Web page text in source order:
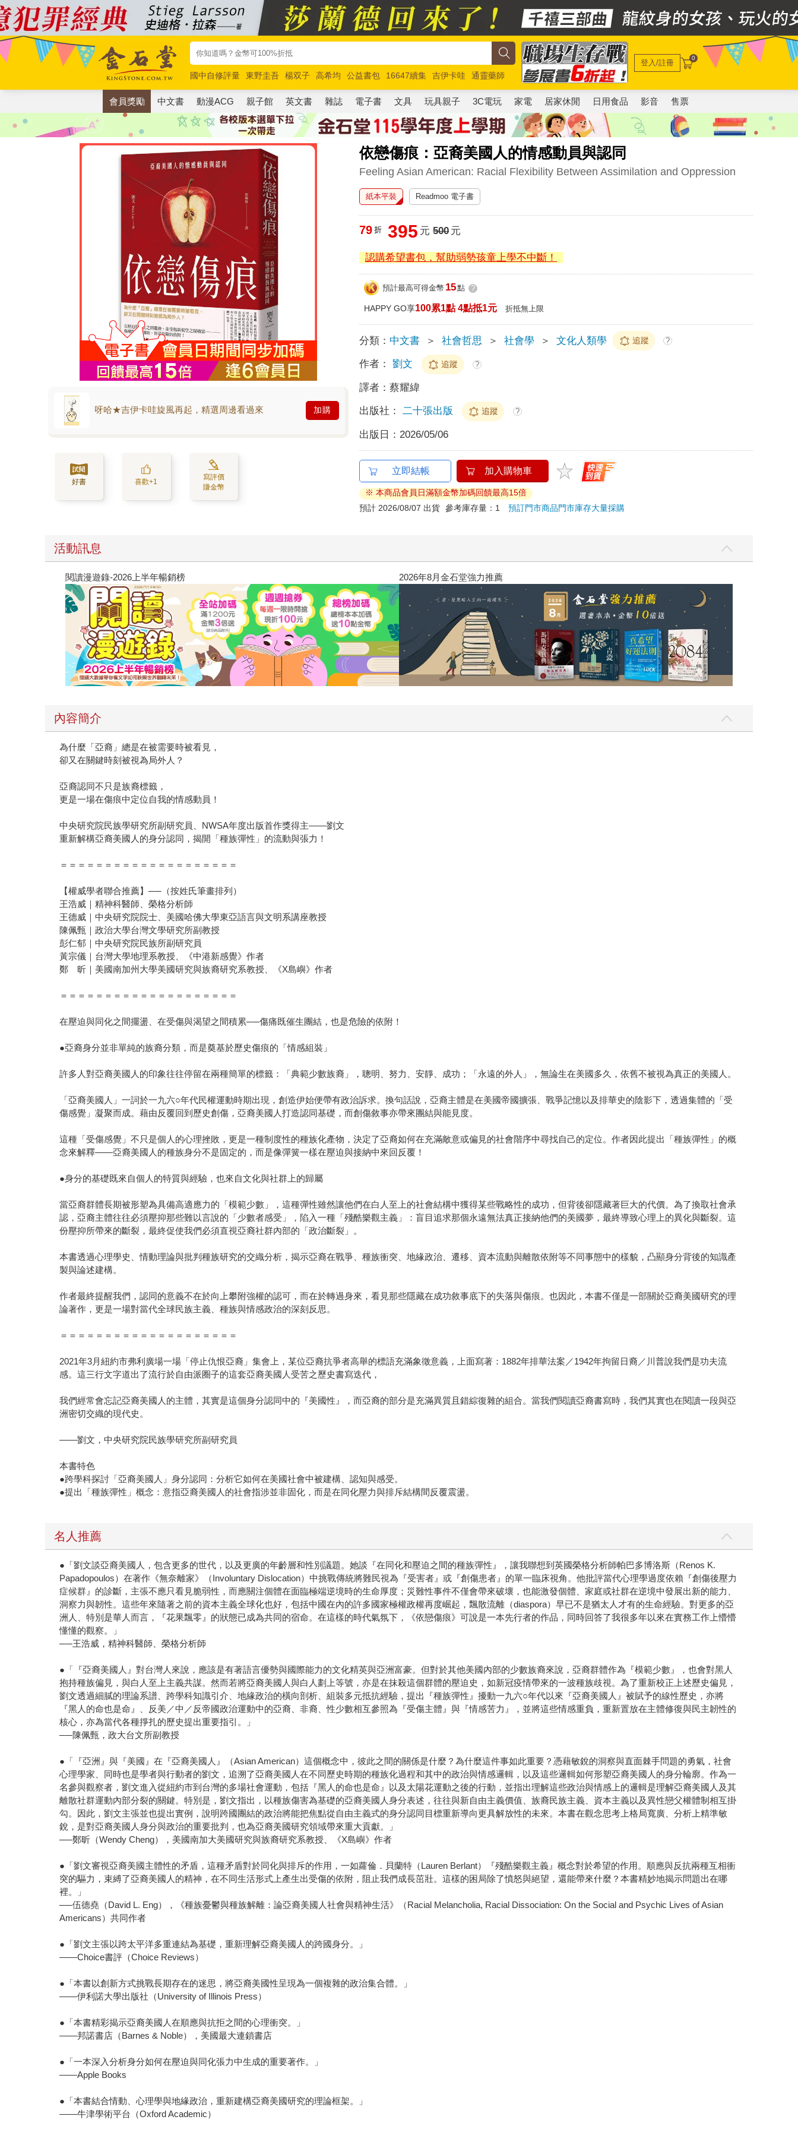
國中自修評量 東野圭吾 楊双子 高希均 公益書包 16647續集 吉伊卡哇
通靈藥師
唯紅花綻放
奧德賽 路邊攤新作 馬斯克 玩具總動員5 超慢跑
登入/註冊 0
會員獎勵 中文書 動漫ACG 親子館 英文書 雜誌 電子書 文具 玩具親子 3C電玩 家電 居家休閒 日用食品 影音 售票
依戀傷痕：亞裔美國人的情感動員與認同
Feeling Asian American: Racial Flexibility Between Assimilation and Oppression
呀哈★吉伊卡哇旋風再起，精選周邊看過來 加購
好書 喜歡+1
寫評價
賺金幣
紙本平裝 Readmoo 電子書
79 折 395 元 500元
認購希望書包，幫助弱勢孩童上學不中斷！
預計最高可得金幣 15點 ?
HAPPY GO享100累1點 4點抵1元 折抵無上限
分類： 中文書 ＞ 社會哲思 ＞ 社會學 ＞ 文化人類學 追蹤 ?
作者： 劉文 追蹤 ?
譯者：蔡耀緯
出版社： 二十張出版 追蹤 ?
出版日： 2026/05/06
立即結帳 加入購物車
※ 本商品會員日滿額金幣加碼回饋最高15倍
預計 2026/08/07 出貨 參考庫存量：1預訂門市商品門市庫存大量採購
活動訊息
閱讀漫遊錄-2026上半年暢銷榜 2026年8月金石堂強力推薦
內容簡介
為什麼「亞裔」總是在被需要時被看見，
卻又在關鍵時刻被視為局外人？
亞裔認同不只是族裔標籤，
更是一場在傷痕中定位自我的情感動員！
中央研究院民族學研究所副研究員、NWSA年度出版首作獎得主——劉文
重新解構亞裔美國人的身分認同，揭開「種族彈性」的流動與張力！
＝＝＝＝＝＝＝＝＝＝＝＝＝＝＝＝＝＝＝＝
【權威學者聯合推薦】──（按姓氏筆畫排列）
王浩威｜精神科醫師、榮格分析師
王德威｜中央研究院院士、美國哈佛大學東亞語言與文明系講座教授
陳佩甄｜政治大學台灣文學研究所副教授
彭仁郁｜中央研究院民族所副研究員
黃宗儀｜台灣大學地理系教授、《中港新感覺》作者
鄭 昕｜美國南加州大學美國研究與族裔研究系教授、《X島嶼》作者
＝＝＝＝＝＝＝＝＝＝＝＝＝＝＝＝＝＝＝＝
在壓迫與同化之間擺盪、在受傷與渴望之間積累──傷痛既催生團結，也是危險的依附！
●亞裔身分並非單純的族裔分類，而是奠基於歷史傷痕的「情感組裝」
許多人對亞裔美國人的印象往往停留在兩種簡單的標籤：「典範少數族裔」，聰明、努力、安靜、成功；「永遠的外人」，無論生在美國多久，依舊不被視為真正的美國人。
「亞裔美國人」一詞於一九六○年代民權運動時期出現，創造伊始便帶有政治訴求。換句話說，亞裔主體是在美國帝國擴張、戰爭記憶以及排華史的陰影下，透過集體的「受
傷感覺」凝聚而成。藉由反覆回到歷史創傷，亞裔美國人打造認同基礎，而創傷敘事亦帶來團結與能見度。
這種「受傷感覺」不只是個人的心理挫敗，更是一種制度性的種族化產物，決定了亞裔如何在充滿敵意或偏見的社會階序中尋找自己的定位。作者因此提出「種族彈性」的概
念來解釋——亞裔美國人的種族身分不是固定的，而是像彈簧一樣在壓迫與接納中來回反覆！
●身分的基礎既來自個人的特質與經驗，也來自文化與社群上的歸屬
當亞裔群體長期被形塑為具備高適應力的「模範少數」，這種彈性雖然讓他們在白人至上的社會結構中獲得某些戰略性的成功，但背後卻隱藏著巨大的代價。為了換取社會承
認，亞裔主體往往必須壓抑那些難以言說的「少數者感受」，陷入一種「殘酷樂觀主義」：盲目追求那個永遠無法真正接納他們的美國夢，最終導致心理上的異化與斷裂。這
份壓抑所帶來的斷裂，最終促使我們必須直視亞裔社群內部的「政治斷裂」。
本書透過心理學史、情動理論與批判種族研究的交織分析，揭示亞裔在戰爭、種族衝突、地緣政治、遷移、資本流動與離散依附等不同事態中的樣貌，凸顯身分背後的知識產
製與論述建構。
作者最終提醒我們，認同的意義不在於向上攀附強權的認可，而在於轉過身來，看見那些隱藏在成功敘事底下的失落與傷痕。也因此，本書不僅是一部關於亞裔美國研究的理
論著作，更是一場對當代全球民族主義、種族與情感政治的深刻反思。
＝＝＝＝＝＝＝＝＝＝＝＝＝＝＝＝＝＝＝＝
2021年3月紐約市弗利廣場一場「停止仇恨亞裔」集會上，某位亞裔抗爭者高舉的標語充滿象徵意義，上面寫著：1882年排華法案／1942年拘留日裔／川普說我們是功夫流
感。這三行文字道出了流行於自由派圈子的這套亞裔美國人受苦之歷史書寫迭代，
我們經常會忘記亞裔美國人的主體，其實是這個身分認同中的『美國性』，而亞裔的部分是充滿異質且錯綜復雜的組合。當我們閱讀亞裔書寫時，我們其實也在閱讀一段與亞
洲密切交織的現代史。
——劉文，中央研究院民族學研究所副研究員
本書特色
●跨學科探討「亞裔美國人」身分認同：分析它如何在美國社會中被建構、認知與感受。
●提出「種族彈性」概念：意指亞裔美國人的社會指涉並非固化，而是在同化壓力與排斥結構間反覆震盪。
名人推薦
●「劉文談亞裔美國人，包含更多的世代，以及更廣的年齡層和性別議題。她談『在同化和壓迫之間的種族彈性』，讓我聯想到英國榮格分析師帕巴多博洛斯（Renos K.
Papadopoulos）在著作《無奈離家》（Involuntary Dislocation）中挑戰傳統將難民視為『受害者』或『創傷患者』的單一臨床視角。他批評當代心理學過度依賴『創傷後壓力
症候群』的診斷，主張不應只看見脆弱性，而應關注個體在面臨極端逆境時的生命厚度；災難性事件不僅會帶來破壞，也能激發個體、家庭或社群在逆境中發展出新的能力、
洞察力與韌性。這些年來隨著之前的資本主義全球化也好，包括中國在內的許多國家極權政權再度崛起，飄散流離（diaspora）早已不是猶太人才有的生命經驗。對更多的亞
洲人、特別是華人而言，『花果飄零』的狀態已成為共同的宿命。在這樣的時代氣氛下，《依戀傷痕》可說是一本先行者的作品，同時回答了我很多年以來在實務工作上懵懵
懂懂的觀察。」
──王浩威，精神科醫師、榮格分析師
●「『亞裔美國人』對台灣人來說，應該是有著語言優勢與國際能力的文化精英與亞洲富豪。但對於其他美國內部的少數族裔來說，亞裔群體作為『模範少數』，也會對黑人
抱持種族偏見，與白人至上主義共謀。然而若將亞裔美國人與白人劃上等號，亦是在抹殺這個群體的壓迫史，如新冠疫情帶來的一波種族歧視。為了重新校正上述歷史偏見，
劉文透過細膩的理論系譜、跨學科知識引介、地緣政治的橫向剖析、組裝多元抵抗經驗，提出『種族彈性』擾動一九六○年代以來『亞裔美國人』被賦予的線性歷史，亦將
『黑人的命也是命』、反美／中／反帝國政治運動中的亞裔、非裔、性少數相互參照為『受傷主體』與『情感苦力』，並將這些情感重負，重新置放在主體修復與民主韌性的
核心，亦為當代各種掙扎的歷史提出重要指引。」
──陳佩甄，政大台文所副教授
●「『亞洲』與『美國』在『亞裔美國人』（Asian American）這個概念中，彼此之間的關係是什麼？為什麼這件事如此重要？憑藉敏銳的洞察與直面棘手問題的勇氣，社會
心理學家、同時也是學者與行動者的劉文，追溯了亞裔美國人在不同歷史時期的種族化過程和其中的政治與情感邏輯，以及這些邏輯如何形塑亞裔美國人的身分輪廓。作為一
名參與觀察者，劉文進入從紐約市到台灣的多場社會運動，包括『黑人的命也是命』以及太陽花運動之後的行動，並指出理解這些政治與情感上的邏輯是理解亞裔美國人及其
離散社群運動內部分裂的關鍵。特別是，劉文指出，以種族傷害為基礎的亞裔美國人身分表述，往往與新自由主義價值、族裔民族主義、資本主義以及異性戀父權體制相互掛
勾。因此，劉文主張並也提出實例，說明跨國團結的政治將能把焦點從自由主義式的身分認同目標重新導向更具解放性的未來。本書在觀念思考上格局寬廣、分析上精準敏
銳，是對亞裔美國人身分與政治的重要批判，也為亞裔美國研究領域帶來重大貢獻。」
──鄭昕（Wendy Cheng），美國南加大美國研究與族裔研究系教授、《X島嶼》作者
●「劉文審視亞裔美國主體性的矛盾，這種矛盾對於同化與排斥的作用，一如蘿倫．貝蘭特（Lauren Berlant）『殘酷樂觀主義』概念對於希望的作用。順應與反抗兩種互相衝
突的驅力，束縛了亞裔美國人的精神，在不同生活形式上產生出受傷的依附，阻止我們成長茁壯。這樣的困局除了憤怒與絕望，還能帶來什麼？本書精妙地揭示問題出在哪
裡。」
──伍德堯（David L. Eng），《種族憂鬱與種族解離：論亞裔美國人社會與精神生活》（Racial Melancholia, Racial Dissociation: On the Social and Psychic Lives of Asian
Americans）共同作者
●「劉文主張以跨太平洋多重連結為基礎，重新理解亞裔美國人的跨國身分。」
——Choice書評（Choice Reviews）
●「本書以創新方式挑戰長期存在的迷思，將亞裔美國性呈現為一個複雜的政治集合體。」
——伊利諾大學出版社（University of Illinois Press）
●「本書精彩揭示亞裔美國人在順應與抗拒之間的心理衝突。」
——邦諾書店（Barnes & Noble），美國最大連鎖書店
●「一本深入分析身分如何在壓迫與同化張力中生成的重要著作。」
——Apple Books
●「本書結合情動、心理學與地緣政治，重新建構亞裔美國研究的理論框架。」
——牛津學術平台（Oxford Academic）